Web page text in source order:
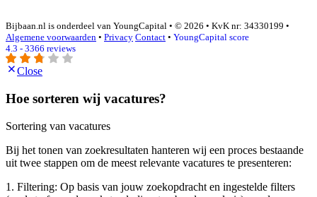
Bijbaan.nl is onderdeel van YoungCapital • © 2026 • KvK nr: 34330199 •
Algemene voorwaarden • Privacy Contact • YoungCapital score
4.3 - 3366 reviews
Close
Hoe sorteren wij vacatures?
Sortering van vacatures
Bij het tonen van zoekresultaten hanteren wij een proces bestaande
uit twee stappen om de meest relevante vacatures te presenteren:
1. Filtering: Op basis van jouw zoekopdracht en ingestelde filters